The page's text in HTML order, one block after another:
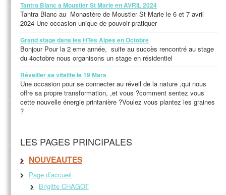
Tantra Blanc a Moustier St Marie en AVRIL 2024
Tantra Blanc au Monastère de Moustier St Marie le 6 et 7 avril
2024 Une occasion unique de pouvoir pratiquer
Grand stage dans les HTes Alpes en Octobre
Bonjour Pour la 2 eme année, suite au succès rencontré au stage
du 4octobre nous organisons un stage en résidentiel
Réveiller sa vitalite le 19 Mars
Une occasion pour se connecter au réveil de la nature ,qui nous
offre sa propre transformation, ,et vous ?comment sentez vous
cette nouvelle énergie printanière ?Voulez vous plantez les graines
?
LES PAGES PRINCIPALES
NOUVEAUTES
Page d’accueil
Brigitte CHAGOT